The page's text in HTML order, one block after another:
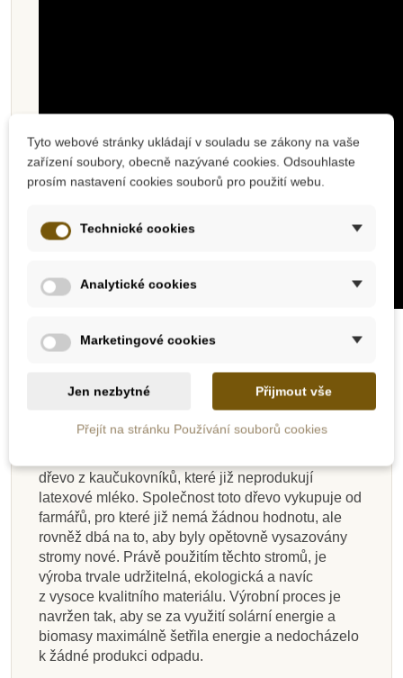
PLAN TOYS
v oboru výroby vysoce kvalitních ekologických
Firma vznikla v roce 1981 na jihu Thajska a v této
dřevo z kaučukovníků, které již neprodukují
latexové mléko. Společnost toto dřevo vykupuje od
farmářů, pro které již nemá žádnou hodnotu, ale
rovněž dbá na to, aby byly opětovně vysazovány
stromy nové. Právě použitím těchto stromů, je
výroba trvale udržitelná, ekologická a navíc
z vysoce kvalitního materiálu. Výrobní proces je
navržen tak, aby se za využití solární energie a
biomasy maximálně šetřila energie a nedocházelo
k žádné produkci odpadu.
Tyto webové stránky ukládají v souladu se zákony na vaše
zařízení soubory, obecně nazývané cookies. Odsouhlaste
prosím nastavení cookies souborů pro použití webu.
Technické cookies
Analytické cookies
Marketingové cookies
Jen nezbytné Přijmout vše
Přejít na stránku Používání souborů cookies